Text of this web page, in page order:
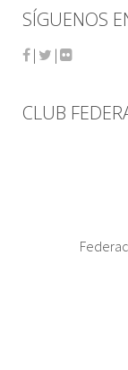
SÍGUENOS
| |
CLUB